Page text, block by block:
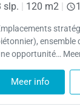
slp. | 120 m2 |
ensemble
opportunité…
Meer info